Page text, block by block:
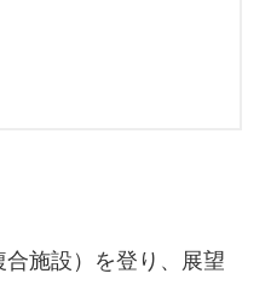
施設）を登り、展望